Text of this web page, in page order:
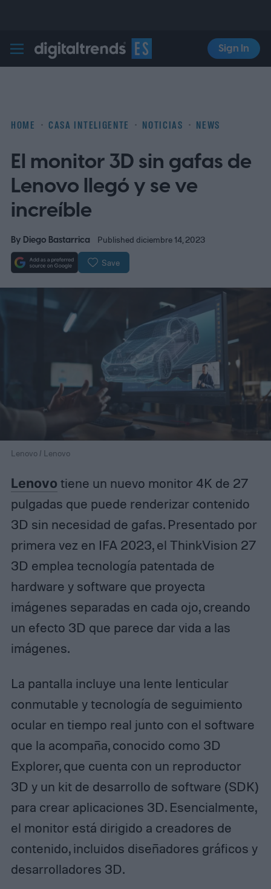
Digital Trends Español
Sign In
HOME CASA INTELIGENTE NOTICIAS NEWS
El monitor 3D sin gafas de
Lenovo llegó y se ve
increíble
By Diego Bastarrica Published diciembre 14, 2023
Save
Lenovo / Lenovo
Lenovo tiene un nuevo monitor 4K de 27
pulgadas que puede renderizar contenido
3D sin necesidad de gafas. Presentado por
primera vez en IFA 2023, el ThinkVision 27
3D emplea tecnología patentada de
hardware y software que proyecta
imágenes separadas en cada ojo, creando
un efecto 3D que parece dar vida a las
imágenes.
La pantalla incluye una lente lenticular
conmutable y tecnología de seguimiento
ocular en tiempo real junto con el software
que la acompaña, conocido como 3D
Explorer, que cuenta con un reproductor
3D y un kit de desarrollo de software (SDK)
para crear aplicaciones 3D. Esencialmente,
el monitor está dirigido a creadores de
contenido, incluidos diseñadores gráficos y
desarrolladores 3D.